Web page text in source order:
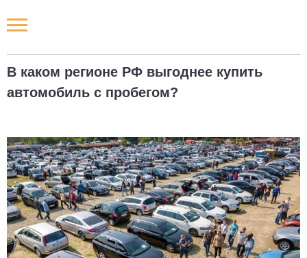
В каком регионе РФ выгоднее купить
автомобиль с пробегом?
Новости РФ
Городские новости
Наши мероприятия
Статьи